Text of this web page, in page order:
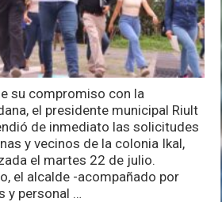
las
demandas
vecinales
de
la
colonia
Ikal
su compromiso con la
el presidente municipal Riult
de inmediato las solicitudes
y vecinos de la colonia Ikal,
el martes 22 de julio.
el alcalde -acompañado por
y personal …